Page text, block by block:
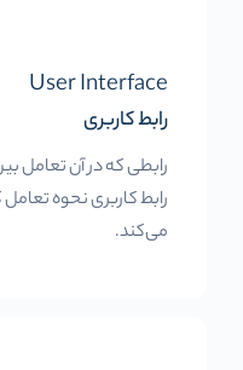
User Interface
رابط کاربری
رابطی که در آن تعامل
رابط کاربری نحوه
می‌کند.